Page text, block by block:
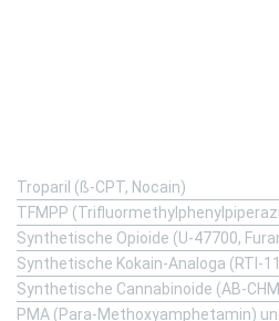
Troparil (ß-CPT, Nocain)
TFMPP
Synthetische Opioide (U-47700,
Synthetische Kokain-Analoga (RTI-
Synthetische Cannabinoide (AB-
PMA (Para-Methoxyamphetamin)